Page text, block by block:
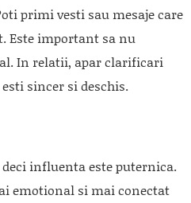
primi vesti sau mesaje care
Este important sa nu
In relatii, apar clarificari
sincer si deschis.
influenta este puternica.
emotional si mai conectat